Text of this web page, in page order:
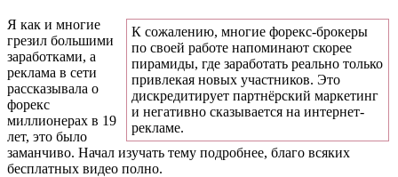
К сожалению, многие форекс-брокеры
по своей работе напоминают скорее
пирамиды, где заработать реально только
привлекая новых участников. Это
дискредитирует партнёрский маркетинг
и негативно сказывается на интернет-
рекламе.
Я как и многие
грезил большими
заработками, а
реклама в сети
рассказывала о
форекс
миллионерах в 19
лет, это было
заманчиво. Начал изучать тему подробнее, благо всяких
бесплатных видео полно.